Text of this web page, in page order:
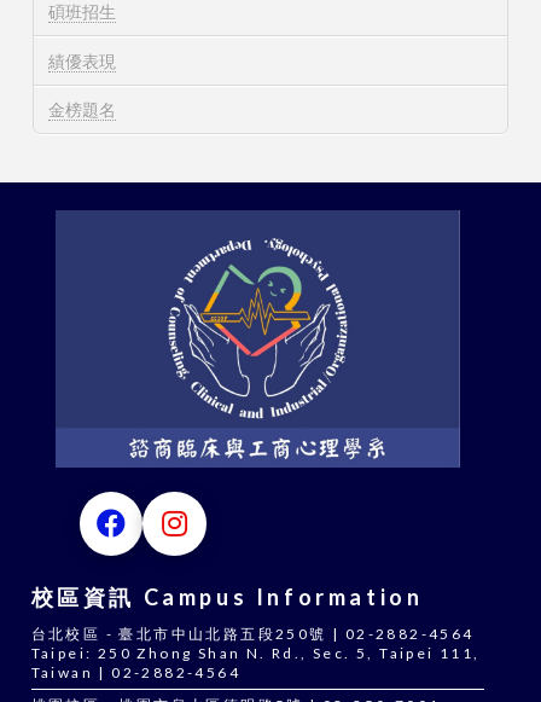
碩班招生
績優表現
金榜題名
校區資訊 Campus Information
台北校區 - 臺北市中山北路五段250號 | 02-2882-4564
Taipei: 250 Zhong Shan N. Rd., Sec. 5, Taipei 111,
Taiwan | 02-2882-4564